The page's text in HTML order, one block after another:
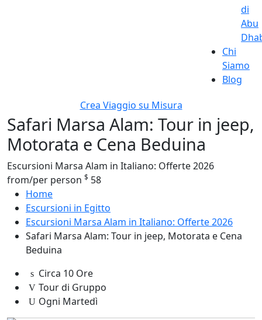
di
Abu
Chi
Siamo
Blog
Crea Viaggio su Misura
Safari Marsa Alam: Tour in jeep,
Motorata e Cena Beduina
Escursioni Marsa Alam in Italiano: Offerte 2026
from/per person $ 58
Home
Escursioni in Egitto
Escursioni Marsa Alam in Italiano: Offerte 2026
Safari Marsa Alam: Tour in jeep, Motorata e Cena
Beduina
Circa 10 Ore
Tour di Gruppo
Ogni Martedì